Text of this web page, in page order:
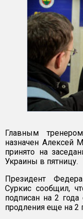
Главным
назначен Алексей
принято на
Украины в пятницу.
Президент
Суркис сообщил,
подписан на 2
продления еще на 2